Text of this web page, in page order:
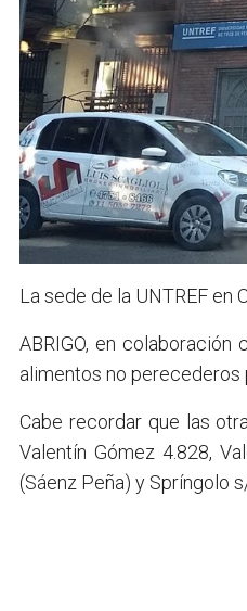
La sede de la UNTREF en
ABRIGO, en
alimentos no perecederos
Cabe recordar que las
Valentín Gómez 4.828,
(Sáenz Peña) y Spríngolo